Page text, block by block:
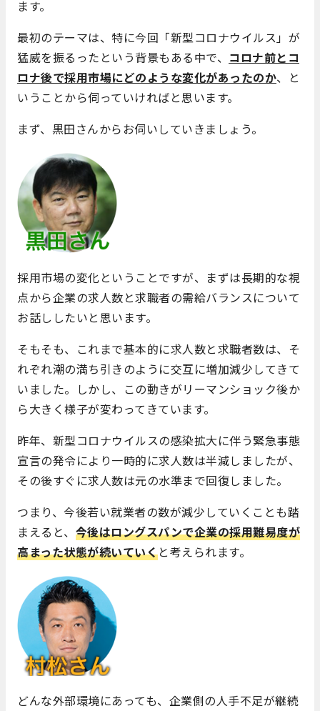
ます。
最初のテーマは、特に今回「新型コロナウイルス」が
猛威を振るったという背景もある中で、 コロナ前とコ
ロナ後で採用市場にどのような変化があったのか、と
いうことから伺っていければと思います。
まず、黒田さんからお伺いしていきましょう。
採用市場の変化ということですが、まずは長期的な視
点から企業の求人数と求職者の需給バランスについて
お話ししたいと思います。
そもそも、これまで基本的に求人数と求職者数は、そ
れぞれ潮の満ち引きのように交互に増加減少してきて
いました。しかし、この動きがリーマンショック後か
ら大きく様子が変わってきています。
昨年、新型コロナウイルスの感染拡大に伴う緊急事態
宣言の発令により一時的に求人数は半減しましたが、
その後すぐに求人数は元の水準まで回復しました。
つまり、今後若い就業者の数が減少していくことも踏
まえると、 今後はロングスパンで企業の採用難易度が
高まった状態が続いていくと考えられます。
どんな外部環境にあっても、企業側の人手不足が継続